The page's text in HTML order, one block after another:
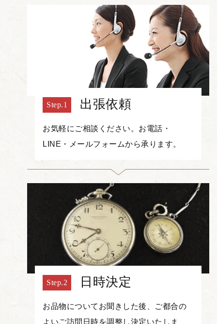
出張依頼
お気軽にご相談ください。お電話・
LINE・メールフォームから承ります。
日時決定
お品物についてお聞きした後、ご都合の
よいご訪問日時を調整し決定いたしま